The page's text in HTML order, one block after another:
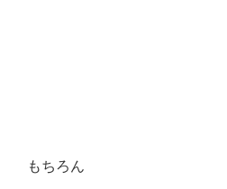
もちろん